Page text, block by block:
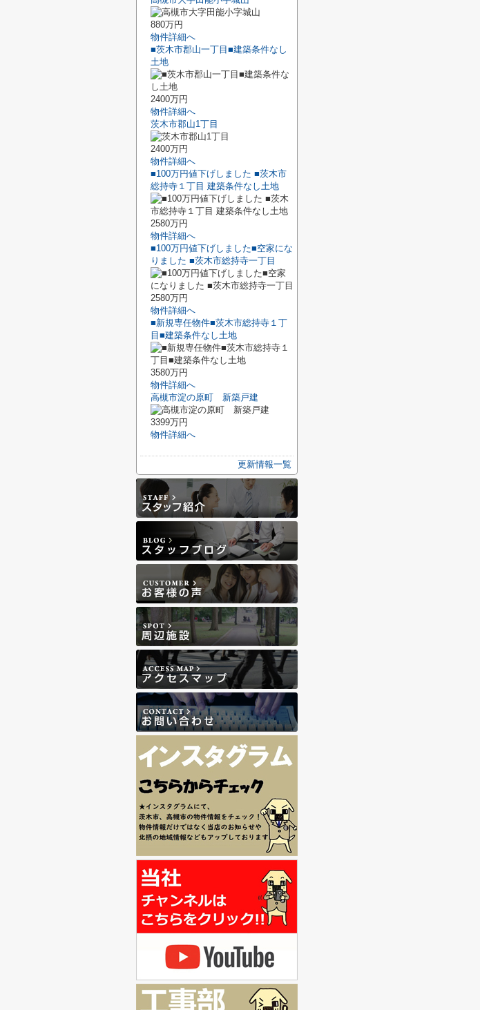
880万円
物件詳細へ
■茨木市郡山一丁目■建築条件なし
土地
2400万円
物件詳細へ
茨木市郡山1丁目
2400万円
物件詳細へ
■100万円値下げしました ■茨木市
総持寺１丁目 建築条件なし土地
2580万円
物件詳細へ
■100万円値下げしました■空家にな
りました ■茨木市総持寺一丁目
2580万円
物件詳細へ
■新規専任物件■茨木市総持寺１丁
目■建築条件なし土地
3580万円
物件詳細へ
高槻市淀の原町 新築戸建
3399万円
物件詳細へ
更新情報一覧